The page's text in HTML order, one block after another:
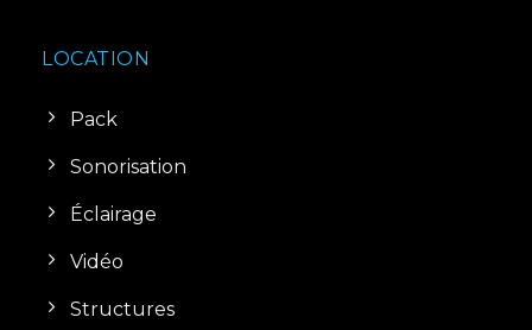
LOCATION
Pack
Sonorisation
Éclairage
Vidéo
Structures